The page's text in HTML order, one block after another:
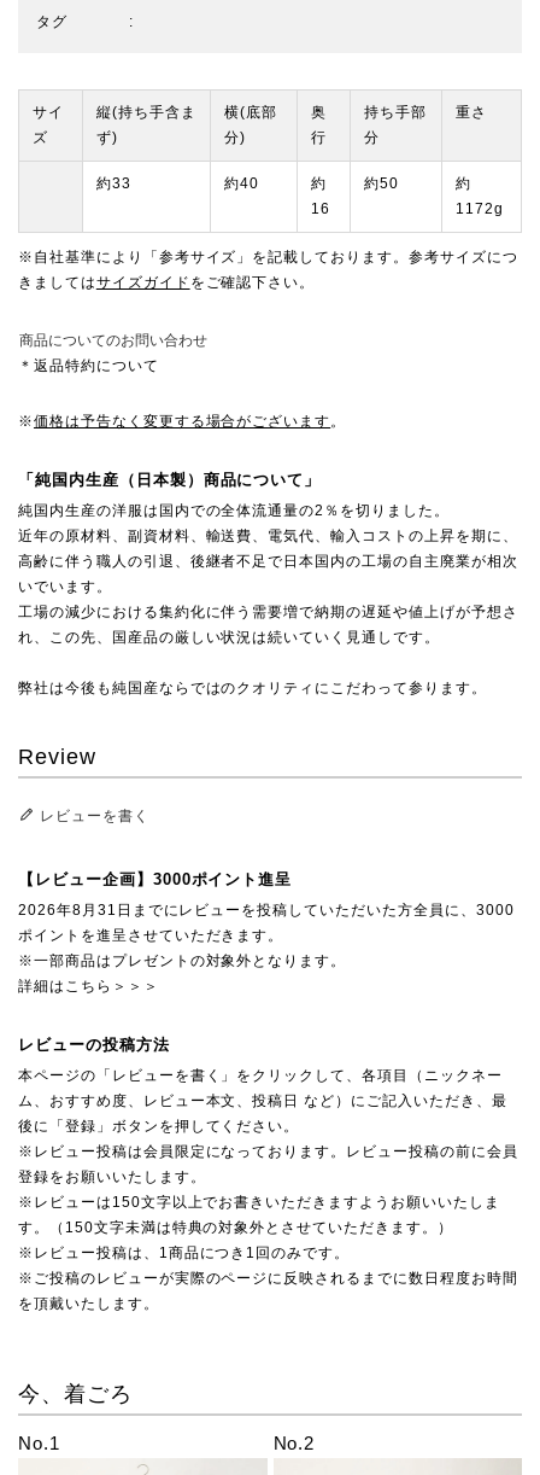
タグ
サイ
ズ
縦(持ち手含ま
ず)
横(底部
分)
奥
行
持ち手部
分
重さ
約33 約40
約
16
約50
約
1172g
※自社基準により「参考サイズ」を記載しております。参考サイズにつ
きましてはサイズガイド をご確認下さい。
商品についてのお問い合わせ
＊返品特約について
※価格は予告なく変更する場合がございます。
「純国内生産（日本製）商品について」
純国内生産の洋服は国内での全体流通量の2％を切りました。
近年の原材料、副資材料、輸送費、電気代、輸入コストの上昇を期に、
高齢に伴う職人の引退、後継者不足で日本国内の工場の自主廃業が相次
いでいます。
工場の減少における集約化に伴う需要増で納期の遅延や値上げが予想さ
れ、この先、国産品の厳しい状況は続いていく見通しです。
弊社は今後も純国産ならではのクオリティにこだわって参ります。
Review
レビューを書く
【レビュー企画】3000ポイント進呈
2026年8月31日までにレビューを投稿していただいた方全員に、3000
ポイントを進呈させていただきます。
※一部商品はプレゼントの対象外となります。
詳細はこちら＞＞＞
レビューの投稿方法
本ページの「レビューを書く」をクリックして、各項目（ニックネー
ム、おすすめ度、レビュー本文、投稿日 など）にご記入いただき、最
後に「登録」ボタンを押してください。
※レビュー投稿は会員限定になっております。レビュー投稿の前に会員
登録をお願いいたします。
※レビューは150文字以上でお書きいただきますようお願いいたしま
す。（150文字未満は特典の対象外とさせていただきます。）
※レビュー投稿は、1商品につき1回のみです。
※ご投稿のレビューが実際のページに反映されるまでに数日程度お時間
を頂戴いたします。
今、着ごろ
No.1 No.2